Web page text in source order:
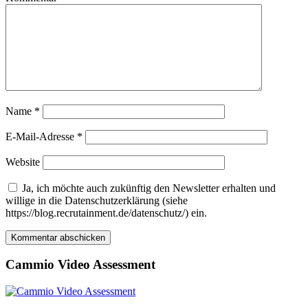
Name *
E-Mail-Adresse *
Website
Ja, ich möchte auch zukünftig den Newsletter erhalten und
willige in die Datenschutzerklärung (siehe
https://blog.recrutainment.de/datenschutz/) ein.
Cammio Video Assessment